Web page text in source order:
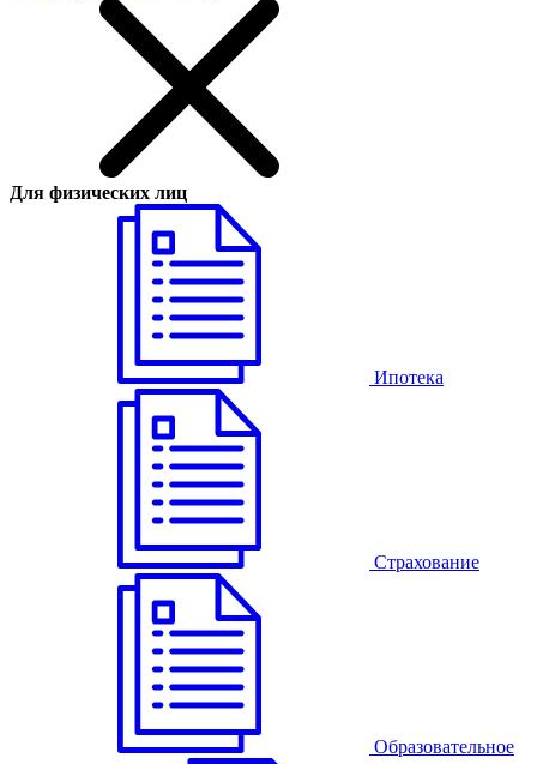
Для физических лиц
Ипотека
Страхование
Образовательное